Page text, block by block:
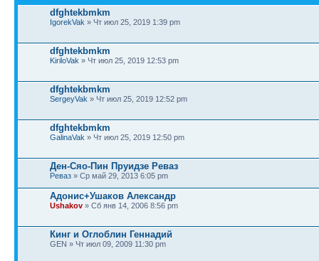
dfghtekbmkm
IgorekVak » Чт июл 25, 2019 1:39 pm
dfghtekbmkm
KiriloVak » Чт июл 25, 2019 12:53 pm
dfghtekbmkm
SergeyVak » Чт июл 25, 2019 12:52 pm
dfghtekbmkm
GalinaVak » Чт июл 25, 2019 12:50 pm
Ден-Сяо-Пин Пруидзе Реваз
Реваз » Ср май 29, 2013 6:05 pm
Адонис+Ушаков Александр
Ushakov » Сб янв 14, 2006 8:56 pm
Кинг и Оглоблин Геннадий
GEN » Чт июл 09, 2009 11:30 pm